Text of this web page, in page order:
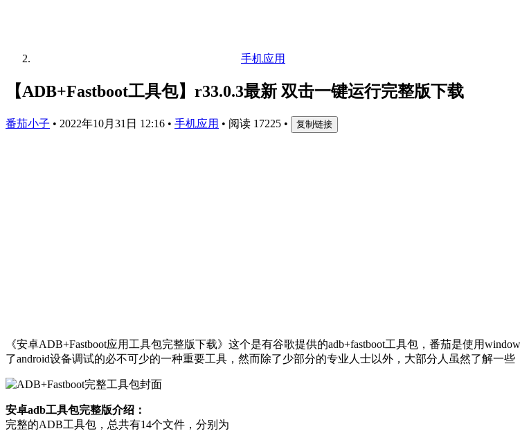
手机应用
【ADB+Fastboot工具包】r33.0.3最新 双击一键运行完整版下载
番茄小子 • 2022年10月31日 12:16 • 手机应用 • 阅读 17225 • 复制链接
《安卓ADB+Fastboot应用工具包完整版下载》这个是有谷歌提供的adb+fastboot工具包，番茄是使用
了android设备调试的必不可少的一种重要工具，然而除了少部分的专业人士以外，大部分人虽然了解一
安卓adb工具包完整版介绍：
完整的ADB工具包，总共有14个文件，分别为